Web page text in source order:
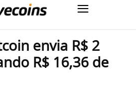
envia R$ 2
R$ 16,36 de